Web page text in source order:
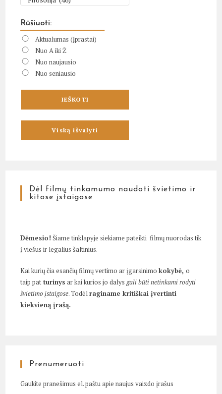
Rūšiuoti:
Aktualumas (įprastai)
Nuo A iki Ž
Nuo naujausio
Nuo seniausio
Dėl filmų tinkamumo naudoti švietimo ir
kitose įstaigose
Dėmesio! Šiame tinklapyje siekiame pateikti filmų nuorodas tik
į viešus ir legalius šaltinius.
Kai kurių čia esančių filmų vertimo ar įgarsinimokokybė,o
taip pat turinys ar kai kurios jo dalysgali būti netinkami rodyti
švietimo įstaigose. Todėlraginame kritiškai įvertinti
kiekvieną įrašą.
Prenumeruoti
Gaukite pranešimus el. paštu apie naujus vaizdo įrašus